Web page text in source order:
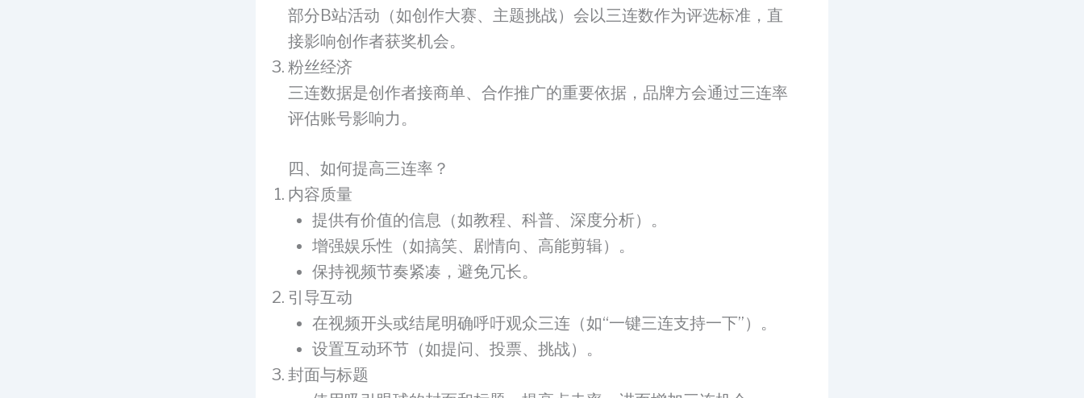
部分B站活动（如创作大赛、主题挑战）会以三连数作为评选标准，直
接影响创作者获奖机会。
粉丝经济
三连数据是创作者接商单、合作推广的重要依据，品牌方会通过三连率
评估账号影响力。
四、如何提高三连率？
内容质量
提供有价值的信息（如教程、科普、深度分析）。
增强娱乐性（如搞笑、剧情向、高能剪辑）。
保持视频节奏紧凑，避免冗长。
引导互动
在视频开头或结尾明确呼吁观众三连（如“一键三连支持一下”）。
设置互动环节（如提问、投票、挑战）。
封面与标题